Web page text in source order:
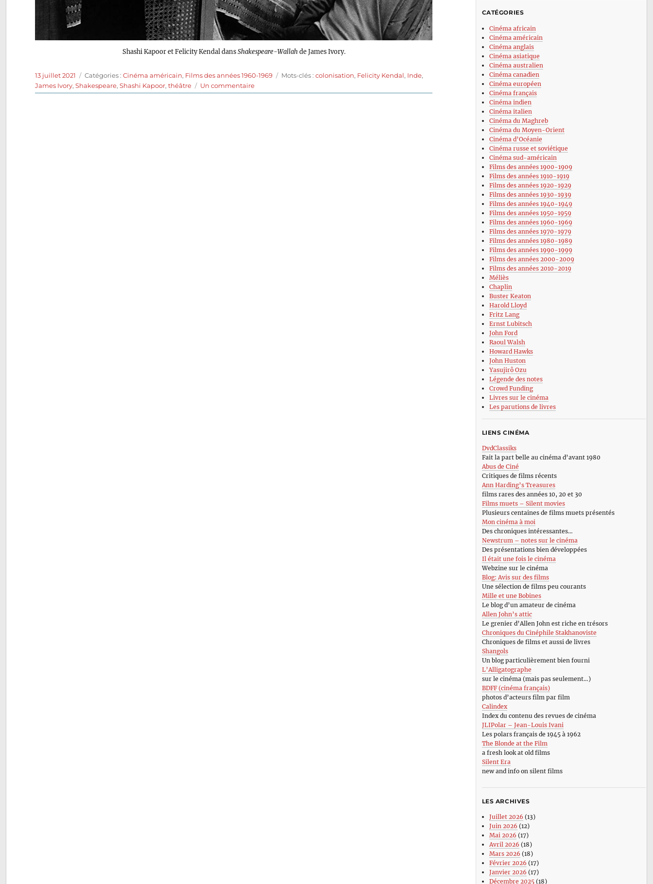
Shashi Kapoor et Felicity Kendal dansShakespeare-Wallah de James Ivory.
Publié
le
13 juillet 2021 Catégories
Catégories :Cinéma américain, Films des années 1960-1969 Étiquettes
Mots-clés :colonisation, Felicity Kendal, Inde,
James Ivory,Shakespeare,Shashi Kapoor,théâtre Un commentairesur
Shakespeare
CATÉGORIES
Cinéma africain
Cinéma américain
Cinéma anglais
Cinéma asiatique
Cinéma australien
Cinéma canadien
Cinéma européen
Cinéma français
Cinéma indien
Cinéma italien
Cinéma du Maghreb
Cinéma du Moyen-Orient
Cinéma d’Océanie
Cinéma russe et soviétique
Cinéma sud-américain
Films des années 1900-1909
Films des années 1910-1919
Films des années 1920-1929
Films des années 1930-1939
Films des années 1940-1949
Films des années 1950-1959
Films des années 1960-1969
Films des années 1970-1979
Films des années 1980-1989
Films des années 1990-1999
Films des années 2000-2009
Films des années 2010-2019
Méliès
Chaplin
Buster Keaton
Harold Lloyd
Fritz Lang
Ernst Lubitsch
John Ford
Raoul Walsh
Howard Hawks
John Huston
Yasujirô Ozu
Légende des notes
Crowd Funding
Livres sur le cinéma
Les parutions de livres
LIENS CINÉMA
DvdClassiks
Fait la part belle au cinéma d’avant 1980
Abus de Ciné
Critiques de films récents
Ann Harding’s Treasures
films rares des années 10, 20 et 30
Films muets – Silent movies
Plusieurs centaines de films muets présentés
Mon cinéma à moi
Des chroniques intéressantes…
Newstrum – notes sur le cinéma
Des présentations bien développées
Il était une fois le cinéma
Webzine sur le cinéma
Blog: Avis sur des films
Une sélection de films peu courants
Mille et une Bobines
Le blog d’un amateur de cinéma
Allen John’s attic
Le grenier d’Allen John est riche en trésors
Chroniques du Cinéphile Stakhanoviste
Chroniques de films et aussi de livres
Shangols
Un blog particulièrement bien fourni
L’Alligatographe
sur le cinéma (mais pas seulement…)
BDFF (cinéma français)
photos d’acteurs film par film
Calindex
Index du contenu des revues de cinéma
JLIPolar – Jean-Louis Ivani
Les polars français de 1945 à 1962
The Blonde at the Film
a fresh look at old films
Silent Era
new and info on silent films
LES ARCHIVES
Juillet 2026 (13)
Juin 2026 (12)
Mai 2026 (17)
Avril 2026 (18)
Mars 2026 (18)
Février 2026 (17)
Janvier 2026 (17)
Décembre 2025(18)